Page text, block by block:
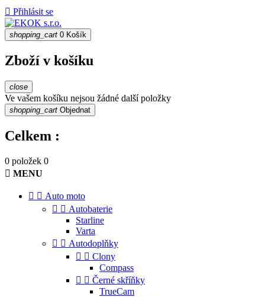
 Přihlásit se
shopping_cart 0 Košík
Zboží v košíku
close
Ve vašem košíku nejsou žádné další položky
shopping_cart Objednat
Celkem :
0 položek 0
 MENU
  Auto moto
  Autobaterie
Starline
Varta
  Autodoplňky
  Clony
Compass
  Černé skříňky
TrueCam